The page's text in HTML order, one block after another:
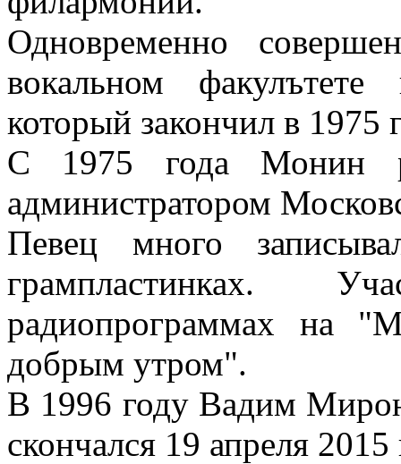
Одновременно
вокальном
который закончил в 1975
С 1975 года Монин
администратором
Певец много
грампластинках.
радиопрограммах на
добрым утром".
В 1996 году Вадим
скончался 19 апреля 2015